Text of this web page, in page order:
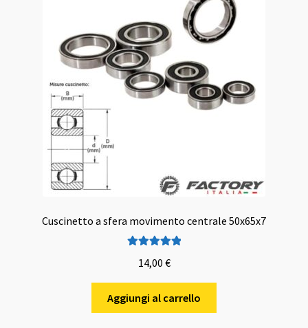
Cuscinetto a sfera movimento centrale 50x65x7
su 5
14,00 €
Aggiungi al carrello